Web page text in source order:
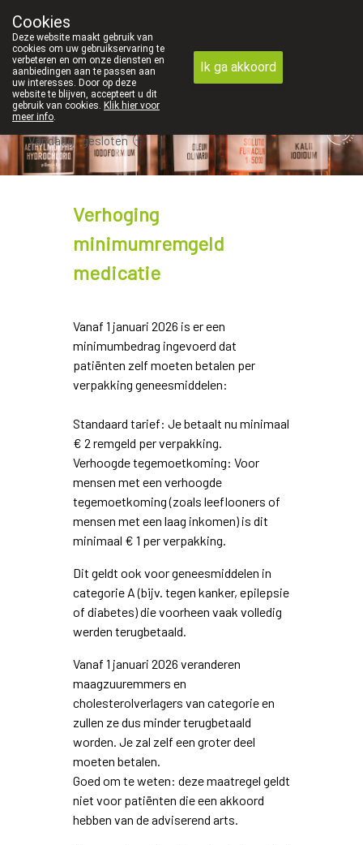
02/5135502
Vandaag gesloten
Verhoging
minimumremgeld
medicatie
Vanaf 1 januari 2026 is er een
minimumbedrag ingevoerd dat
patiënten zelf moeten betalen per
verpakking geneesmiddelen:
Standaard tarief: Je betaalt nu minimaal
€ 2 remgeld per verpakking.
Verhoogde tegemoetkoming: Voor
mensen met een verhoogde
tegemoetkoming (zoals leeflooners of
mensen met een laag inkomen) is dit
minimaal € 1 per verpakking.
Dit geldt ook voor geneesmiddelen in
categorie A (bijv. tegen kanker, epilepsie
of diabetes) die voorheen vaak volledig
werden terugbetaald.
Vanaf 1 januari 2026 veranderen
maagzuuremmers en
cholesterolverlagers van categorie en
zullen ze dus minder terugbetaald
worden. Je zal zelf een groter deel
moeten betalen.
Goed om te weten: deze maatregel geldt
niet voor patiënten die een akkoord
hebben van de adviserend arts.
Cookies
Deze website maakt gebruik van
cookies om uw gebruikservaring te
verbeteren en om onze diensten en
aanbiedingen aan te passen aan
uw interesses. Door op deze
website te blijven, accepteert u dit
gebruik van cookies. Klik hier voor
meer info.
Ik ga akkoord